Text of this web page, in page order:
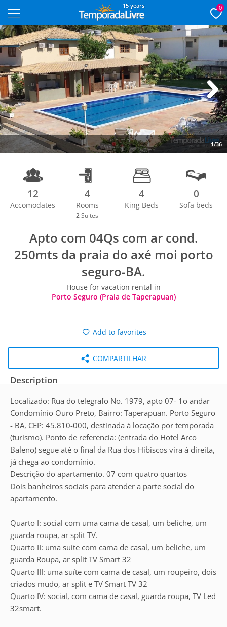
15 years 0
1/36
Next
12
Accomodates
4
Rooms
2 Suites
4
King Beds
0
Sofa beds
Apto com 04Qs com ar cond.
250mts da praia do axé moi porto
seguro-BA.
House for vacation rental in
Porto Seguro (Praia de Taperapuan)
Add to favorites
COMPARTILHAR
Description
Localizado: Rua do telegrafo No. 1979, apto 07- 1o andar
Condomínio Ouro Preto, Bairro: Taperapuan. Porto Seguro
- BA, CEP: 45.810-000, destinada à locação por temporada
(turismo). Ponto de referencia: (entrada do Hotel Arco
Baleno) segue até o final da Rua dos Hibiscos vira à direita,
já chega ao condomínio.
Descrição do apartamento. 07 com quatro quartos
Dois banheiros sociais para atender a parte social do
apartamento.
Quarto I: social com uma cama de casal, um beliche, um
guarda roupa, ar split TV.
Quarto II: uma suíte com cama de casal, um beliche, um
guarda Roupa, ar split TV Smart 32
Quarto III: uma suíte com cama de casal, um roupeiro, dois
criados mudo, ar split e TV Smart TV 32
Quarto IV: social, com cama de casal, guarda roupa, TV Led
32smart.